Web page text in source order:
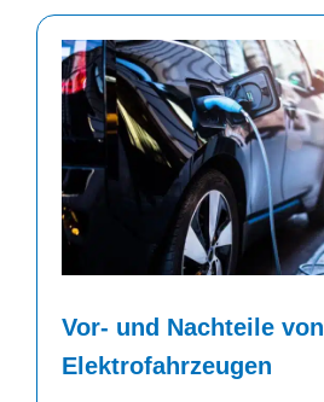
Vor- und Nachteile von
Elektrofahrzeugen